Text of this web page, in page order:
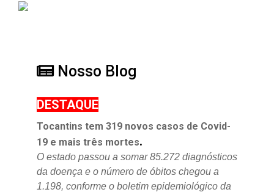
Nosso Blog
DESTAQUE
Tocantins tem 319 novos casos de Covid-
19 e mais três mortes.
O estado passou a somar 85.272 diagnósticos
da doença e o número de óbitos chegou a
1.198, conforme o boletim epidemiológico da